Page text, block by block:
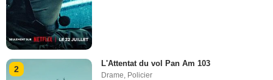
2
L'Attentat du vol Pan Am 103
Drame Policier